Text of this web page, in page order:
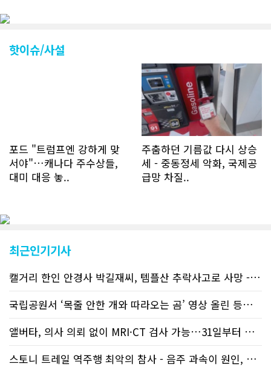
핫이슈/사설
포드 "트럼프엔 강하게 맞
서야"…캐나다 주수상들,
대미 대응 놓..
주춤하던 기름값 다시 상승
세 - 중동정세 악화, 국제공
급망 차질..
최근인기기사
캘거리 한인 안경사 박길재씨, 템플산 추락사고로 사망 - 헬기 구조..
국립공원서 ‘목줄 안한 개와 따라오는 곰’ 영상 올린 등산객 기소돼
앨버타, 의사 의뢰 없이 MRI·CT 검사 가능…31일부터 자비 부..
스토니 트레일 역주행 최악의 참사 - 음주 과속이 원인, 4명 사망..